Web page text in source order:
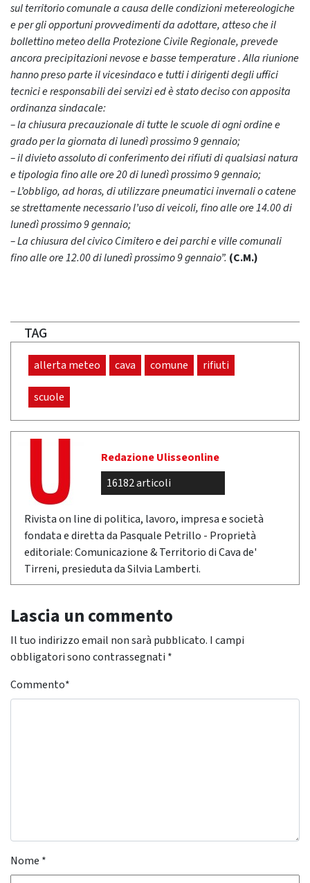
sul territorio comunale a causa delle condizioni metereologiche
e per gli opportuni provvedimenti da adottare, atteso che il
bollettino meteo della Protezione Civile Regionale, prevede
ancora precipitazioni nevose e basse temperature . Alla riunione
hanno preso parte il vicesindaco e tutti i dirigenti degli uffici
tecnici e responsabili dei servizi ed è stato deciso con apposita
ordinanza sindacale:
– la chiusura precauzionale di tutte le scuole di ogni ordine e
grado per la giornata di lunedì prossimo 9 gennaio;
– il divieto assoluto di conferimento dei rifiuti di qualsiasi natura
e tipologia fino alle ore 20 di lunedì prossimo 9 gennaio;
– L’obbligo, ad horas, di utilizzare pneumatici invernali o catene
se strettamente necessario l’uso di veicoli, fino alle ore 14.00 di
lunedì prossimo 9 gennaio;
– La chiusura del civico Cimitero e dei parchi e ville comunali
fino alle ore 12.00 di lunedì prossimo 9 gennaio”. (C.M.)
TAG
allerta meteo cava comune rifiuti
scuole
Redazione Ulisseonline
16182 articoli
Rivista on line di politica, lavoro, impresa e società
fondata e diretta da Pasquale Petrillo - Proprietà
editoriale: Comunicazione & Territorio di Cava de'
Tirreni, presieduta da Silvia Lamberti.
Lascia un commento
Il tuo indirizzo email non sarà pubblicato. I campi
obbligatori sono contrassegnati *
Commento*
Nome *